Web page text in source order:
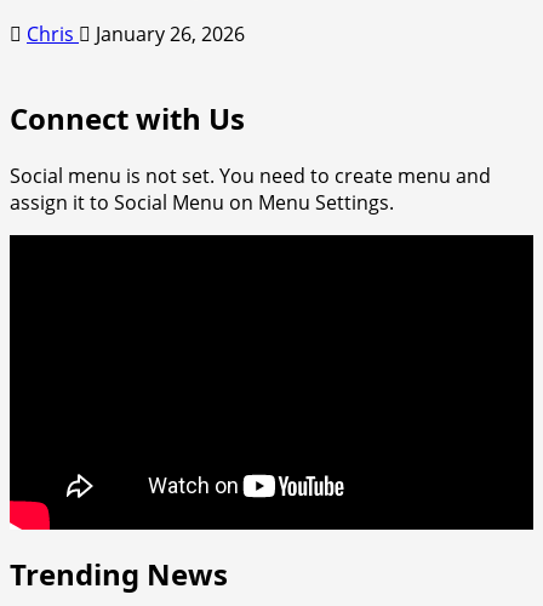
Chris January 26, 2026
Connect with Us
Social menu is not set. You need to create menu and
assign it to Social Menu on Menu Settings.
Trending News